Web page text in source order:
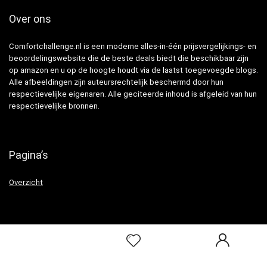
Over ons
Comfortchallenge.nl is een moderne alles-in-één prijsvergelijkings- en
beoordelingswebsite die de beste deals biedt die beschikbaar zijn
op amazon en u op de hoogte houdt via de laatst toegevoegde blogs.
Alle afbeeldingen zijn auteursrechtelijk beschermd door hun
respectievelijke eigenaren. Alle geciteerde inhoud is afgeleid van hun
respectievelijke bronnen.
Pagina’s
Overzicht